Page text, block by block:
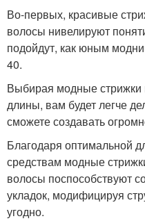
Во-первых, красивые
волосы нивелируют
подойдут, как юным
40.
Выбирая модные
длины, вам будет легче
сможете создавать
Благодаря оптимальной
средствам модные
волосы поспособствуют
укладок, модифицируя
угодно.